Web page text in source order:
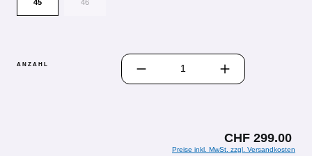
45 46
ANZAHL
PRODUKT ANZAHL: GIB DEN
CHF 299.00
Preise inkl. MwSt. zzgl. Versandkosten